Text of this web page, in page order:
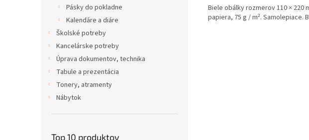
Pásky do pokladne
Kalendáre a diáre
Školské potreby
Kancelárske potreby
Úprava dokumentov, technika
Tabule a prezentácia
Tonery, atramenty
Nábytok
Top 10 produktov
Biele obálky rozmerov 110 ×
papiera, 75 g / m². Samolepiace.